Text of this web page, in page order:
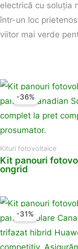
electrică cu soluția
într-un loc
viitor mai verde
-36%
Kituri fotovoltaice
Kit panouri
ongrid
-31%